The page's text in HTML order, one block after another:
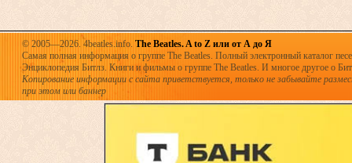
© 2005—2026. 4beatles.info. The Beatles. A to Z или от А до Я
Самая полная информация о группе The Beatles. Полный электронный каталог
Энциклопедия Битлз. Книги и фильмы о группе The Beatles. И многое другое о
Копирование информации с сайта приветствуется, только не забывайте
при этом или баннер